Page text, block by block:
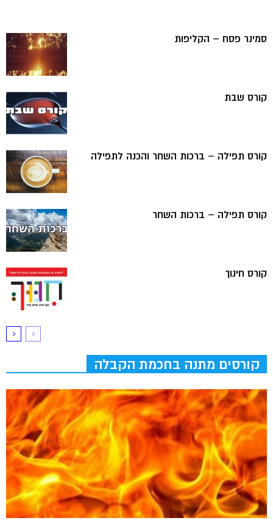
סמינר פסח – הקליפות
קורס שבת
קורס תפילה – ברכות השחר והכנה לתפילה
קורס תפילה – ברכות השחר
קורס חינוך
קורסים מתנה בחכמת הקבלה